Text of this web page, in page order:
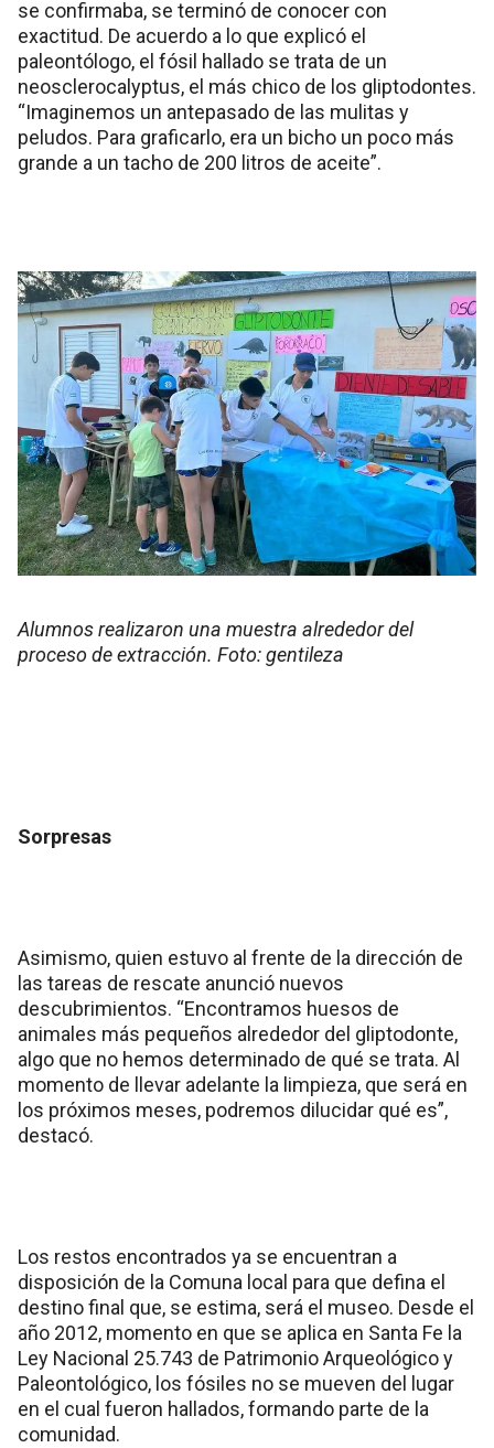
se confirmaba, se terminó de conocer con
exactitud. De acuerdo a lo que explicó el
paleontólogo, el fósil hallado se trata de un
neosclerocalyptus, el más chico de los gliptodontes.
“Imaginemos un antepasado de las mulitas y
peludos. Para graficarlo, era un bicho un poco más
grande a un tacho de 200 litros de aceite”.
Alumnos realizaron una muestra alrededor del
proceso de extracción. Foto: gentileza
Sorpresas
Asimismo, quien estuvo al frente de la dirección de
las tareas de rescate anunció nuevos
descubrimientos. “Encontramos huesos de
animales más pequeños alrededor del gliptodonte,
algo que no hemos determinado de qué se trata. Al
momento de llevar adelante la limpieza, que será en
los próximos meses, podremos dilucidar qué es”,
destacó.
Los restos encontrados ya se encuentran a
disposición de la Comuna local para que defina el
destino final que, se estima, será el museo. Desde el
año 2012, momento en que se aplica en Santa Fe la
Ley Nacional 25.743 de Patrimonio Arqueológico y
Paleontológico, los fósiles no se mueven del lugar
en el cual fueron hallados, formando parte de la
comunidad.